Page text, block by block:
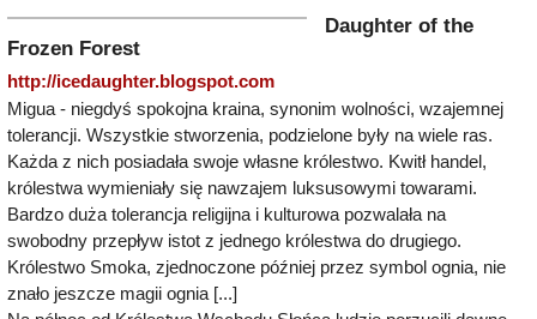
Daughter of the
Frozen Forest
http://icedaughter.blogspot.com
Migua - niegdyś spokojna kraina, synonim wolności, wzajemnej
tolerancji. Wszystkie stworzenia, podzielone były na wiele ras.
Każda z nich posiadała swoje własne królestwo. Kwitł handel,
królestwa wymieniały się nawzajem luksusowymi towarami.
Bardzo duża tolerancja religijna i kulturowa pozwalała na
swobodny przepływ istot z jednego królestwa do drugiego.
Królestwo Smoka, zjednoczone później przez symbol ognia, nie
znało jeszcze magii ognia [...]